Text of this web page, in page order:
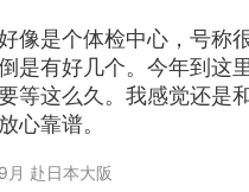
像是个体检中心，号称
是有好几个。今年到这
等这么久。我感觉还是
心靠谱。
赴日本大阪